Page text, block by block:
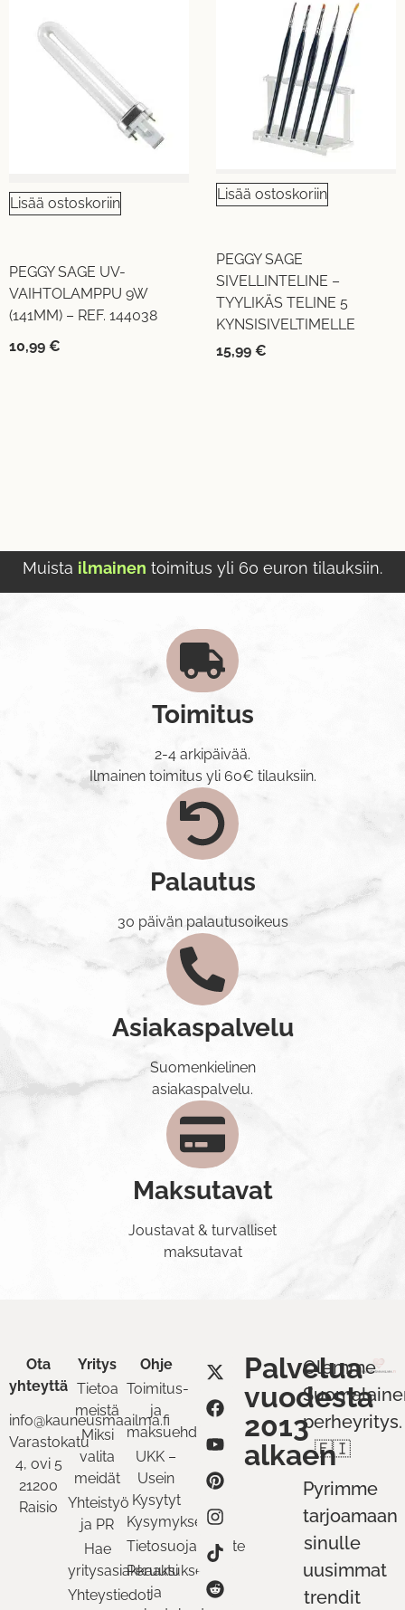
Lisää ostoskoriin
PEGGY SAGE UV-
VAIHTOLAMPPU 9W
(141MM) – REF. 144038
10,99 €
Lisää ostoskoriin
PEGGY SAGE
SIVELLINTELINE –
TYYLIKÄS TELINE 5
KYNSISIVELTIMELLE
15,99 €
Muista ilmainen toimitus yli 60 euron tilauksiin.
Toimitus
2-4 arkipäivää.
Ilmainen toimitus yli 60€ tilauksiin.
Palautus
30 päivän palautusoikeus
Asiakaspalvelu
Suomenkielinen
asiakaspalvelu.
Maksutavat
Joustavat & turvalliset
maksutavat
Ota
yhteyttä
info@kauneusmaailma.fi
Varastokatu
4, ovi 5
21200
Raisio
Yritys
Tietoa
meistä
Miksi
valita
meidät
Yhteistyö
ja PR
Hae
yritysasiakkaaksi
Yhteystiedot
Ohje
Toimitus-
ja
maksuehdot
UKK –
Usein
Kysytyt
Kysymykset
Tietosuojaseloste
Peruutukset
ja
Palvelua
vuodesta
2013
alkaen
Olemme
perheyritys.
🇫🇮
Pyrimme
tarjoamaan
sinulle
uusimmat
trendit